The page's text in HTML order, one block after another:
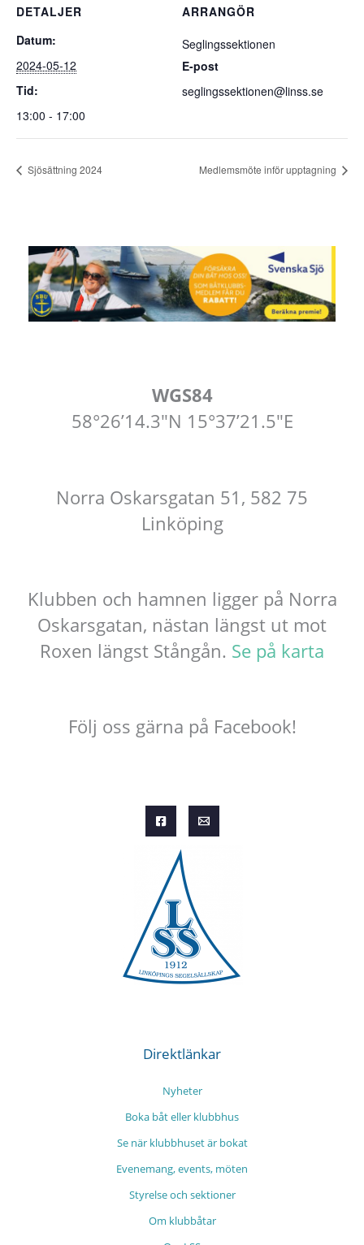
DETALJER
Datum:
2024-05-12
Tid:
13:00 - 17:00
ARRANGÖR
Seglingssektionen
E-post
seglingssektionen@linss.se
Sjösättning 2024 Medlemsmöte inför upptagning
WGS84
58°26’14.3″N 15°37’21.5″E
Norra Oskarsgatan 51, 582 75
Linköping
Klubben och hamnen ligger på Norra
Oskarsgatan, nästan längst ut mot
Roxen längst Stångån. Se på karta
Följ oss gärna på Facebook!
Direktlänkar
Nyheter
Boka båt eller klubbhus
Se när klubbhuset är bokat
Evenemang, events, möten
Styrelse och sektioner
Om klubbåtar